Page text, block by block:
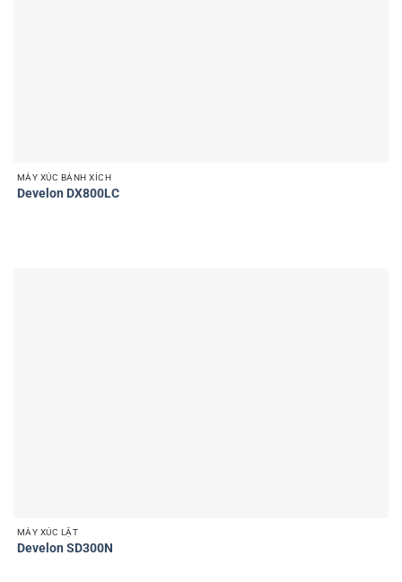
MÁY XÚC BÁNH XÍCH
Develon DX800LC
MÁY XÚC LẬT
Develon SD300N